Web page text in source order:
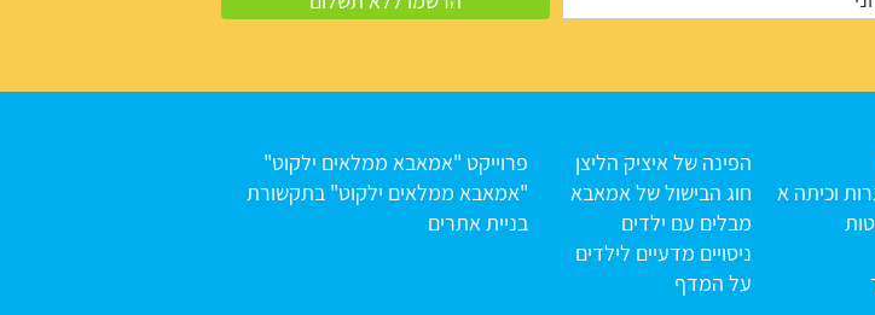
וכיתה א
הפינה של איציק הליצן
חוג הבישול של אמאבא
מבלים עם ילדים
ניסויים מדעיים לילדים
על המדף
פרוייקט "אמאבא ממלאים ילקוט"
"אמאבא ממלאים ילקוט" בתקשורת
בניית אתרים